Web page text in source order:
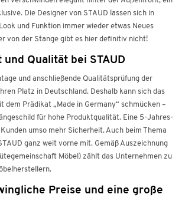
Die Designer von STAUD lassen sich in
und Funktion immer wieder etwas Neues
von der Stange gibt es hier definitiv nicht!
Qualität bei STAUD
und anschließende Qualitätsprüfung der
Platz in Deutschland. Deshalb kann sich das
dem Prädikat „Made in Germany“ schmücken –
für hohe Produktqualität. Eine 5-Jahres-
umso mehr Sicherheit. Auch beim Thema
ganz weit vorne mit. Gemäß Auszeichnung
Möbel) zählt das Unternehmen zu
Preise und eine große